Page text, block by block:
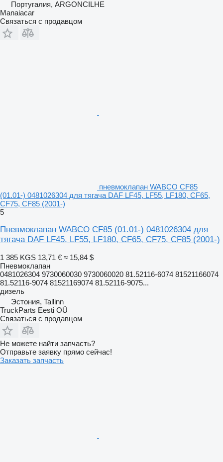
Португалия, ARGONCILHE
Manaiacar
Связаться с продавцом
пневмоклапан WABCO CF85
(01.01-) 0481026304 для тягача DAF LF45, LF55, LF180, CF65,
CF75, CF85 (2001-)
5
Пневмоклапан WABCO CF85 (01.01-) 0481026304 для
тягача DAF LF45, LF55, LF180, CF65, CF75, CF85 (2001-)
1 385 KGS 13,71 € ≈ 15,84 $
Пневмоклапан
0481026304 9730060030 9730060020 81.52116-6074 81521166074
81.52116-9074 81521169074 81.52116-9075...
дизель
Эстония, Tallinn
TruckParts Eesti OÜ
Связаться с продавцом
Не можете найти запчасть?
Отправьте заявку прямо сейчас!
Заказать запчасть